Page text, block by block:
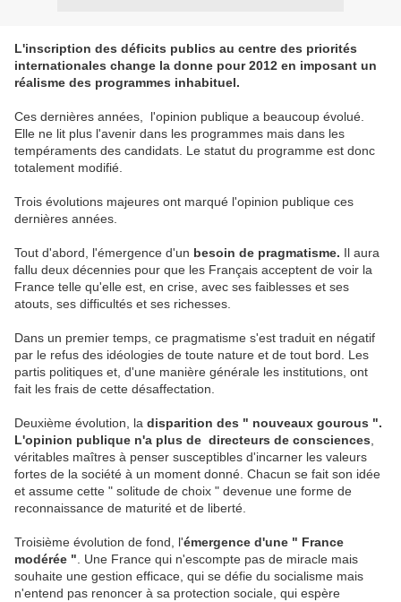
L'inscription des déficits publics au centre des priorités
internationales change la donne pour 2012 en imposant un
réalisme des programmes inhabituel.
Ces dernières années, l'opinion publique a beaucoup évolué.
Elle ne lit plus l'avenir dans les programmes mais dans les
tempéraments des candidats. Le statut du programme est donc
totalement modifié.
Trois évolutions majeures ont marqué l'opinion publique ces
dernières années.
Tout d'abord, l'émergence d'un besoin de pragmatisme. Il aura
fallu deux décennies pour que les Français acceptent de voir la
France telle qu'elle est, en crise, avec ses faiblesses et ses
atouts, ses difficultés et ses richesses.
Dans un premier temps, ce pragmatisme s'est traduit en négatif
par le refus des idéologies de toute nature et de tout bord. Les
partis politiques et, d'une manière générale les institutions, ont
fait les frais de cette désaffectation.
Deuxième évolution, la disparition des " nouveaux gourous ".
L'opinion publique n'a plus de directeurs de consciences
véritables maîtres à penser susceptibles d'incarner les valeurs
fortes de la société à un moment donné. Chacun se fait son idée
et assume cette " solitude de choix " devenue une forme de
reconnaissance de maturité et de liberté.
Troisième évolution de fond, l'émergence d'une " France
modérée " . Une France qui n'escompte pas de miracle mais
souhaite une gestion efficace, qui se défie du socialisme mais
n'entend pas renoncer à sa protection sociale, qui espère